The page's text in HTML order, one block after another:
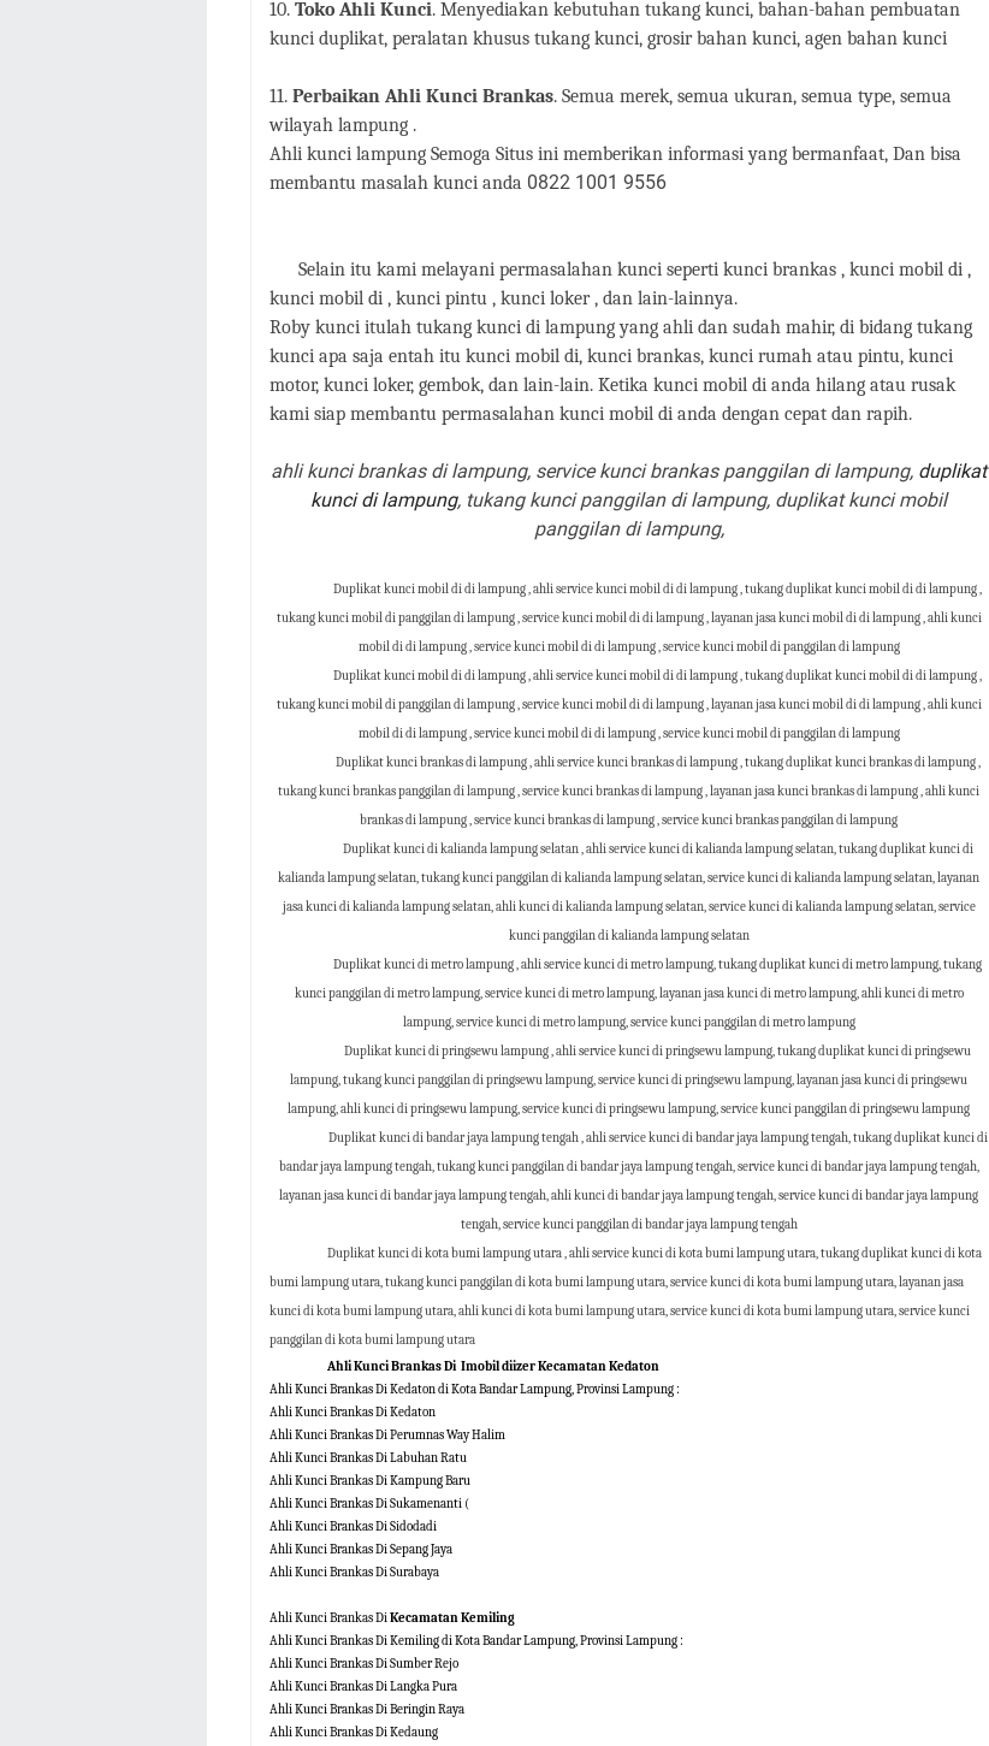
10. Toko Ahli Kunci. Menyediakan kebutuhan tukang kunci, bahan-bahan pembuatan
kunci duplikat, peralatan khusus tukang kunci, grosir bahan kunci, agen bahan kunci
11. Perbaikan Ahli Kunci Brankas. Semua merek, semua ukuran, semua type, semua
wilayah lampung .
Ahli kunci lampung Semoga Situs ini memberikan informasi yang bermanfaat, Dan bisa
membantu masalah kunci anda 0822 1001 9556
Selain itu kami melayani permasalahan kunci seperti kunci brankas , kunci mobil di ,
kunci mobil di , kunci pintu , kunci loker , dan lain-lainnya.
Roby kunci itulah tukang kunci di lampung yang ahli dan sudah mahir, di bidang tukang
kunci apa saja entah itu kunci mobil di, kunci brankas, kunci rumah atau pintu, kunci
motor, kunci loker, gembok, dan lain-lain. Ketika kunci mobil di anda hilang atau rusak
kami siap membantu permasalahan kunci mobil di anda dengan cepat dan rapih.
ahli kunci brankas di lampung, service kunci brankas panggilan di lampung, duplikat
kunci di lampung, tukang kunci panggilan di lampung, duplikat kunci mobil
panggilan di lampung,
Duplikat kunci mobil di di lampung , ahli service kunci mobil di di lampung , tukang duplikat kunci mobil di di lampung ,
tukang kunci mobil di panggilan di lampung , service kunci mobil di di lampung , layanan jasa kunci mobil di di lampung , ahli kunci
mobil di di lampung , service kunci mobil di di lampung , service kunci mobil di panggilan di lampung
Duplikat kunci mobil di di lampung , ahli service kunci mobil di di lampung , tukang duplikat kunci mobil di di lampung ,
tukang kunci mobil di panggilan di lampung , service kunci mobil di di lampung , layanan jasa kunci mobil di di lampung , ahli kunci
mobil di di lampung , service kunci mobil di di lampung , service kunci mobil di panggilan di lampung
Duplikat kunci brankas di lampung , ahli service kunci brankas di lampung , tukang duplikat kunci brankas di lampung ,
tukang kunci brankas panggilan di lampung , service kunci brankas di lampung , layanan jasa kunci brankas di lampung , ahli kunci
brankas di lampung , service kunci brankas di lampung , service kunci brankas panggilan di lampung
Duplikat kunci di kalianda lampung selatan , ahli service kunci di kalianda lampung selatan, tukang duplikat kunci di
kalianda lampung selatan, tukang kunci panggilan di kalianda lampung selatan, service kunci di kalianda lampung selatan, layanan
jasa kunci di kalianda lampung selatan, ahli kunci di kalianda lampung selatan, service kunci di kalianda lampung selatan, service
kunci panggilan di kalianda lampung selatan
Duplikat kunci di metro lampung , ahli service kunci di metro lampung, tukang duplikat kunci di metro lampung, tukang
kunci panggilan di metro lampung, service kunci di metro lampung, layanan jasa kunci di metro lampung, ahli kunci di metro
lampung, service kunci di metro lampung, service kunci panggilan di metro lampung
Duplikat kunci di pringsewu lampung , ahli service kunci di pringsewu lampung, tukang duplikat kunci di pringsewu
lampung, tukang kunci panggilan di pringsewu lampung, service kunci di pringsewu lampung, layanan jasa kunci di pringsewu
lampung, ahli kunci di pringsewu lampung, service kunci di pringsewu lampung, service kunci panggilan di pringsewu lampung
Duplikat kunci di bandar jaya lampung tengah , ahli service kunci di bandar jaya lampung tengah, tukang duplikat kunci di
bandar jaya lampung tengah, tukang kunci panggilan di bandar jaya lampung tengah, service kunci di bandar jaya lampung tengah,
layanan jasa kunci di bandar jaya lampung tengah, ahli kunci di bandar jaya lampung tengah, service kunci di bandar jaya lampung
tengah, service kunci panggilan di bandar jaya lampung tengah
Duplikat kunci di kota bumi lampung utara , ahli service kunci di kota bumi lampung utara, tukang duplikat kunci di kota
bumi lampung utara, tukang kunci panggilan di kota bumi lampung utara, service kunci di kota bumi lampung utara, layanan jasa
kunci di kota bumi lampung utara, ahli kunci di kota bumi lampung utara, service kunci di kota bumi lampung utara, service kunci
panggilan di kota bumi lampung utara
Ahli Kunci Brankas Di Imobil diizer Kecamatan Kedaton
Ahli Kunci Brankas Di Kedaton di Kota Bandar Lampung, Provinsi Lampung :
Ahli Kunci Brankas Di Kedaton
Ahli Kunci Brankas Di Perumnas Way Halim
Ahli Kunci Brankas Di Labuhan Ratu
Ahli Kunci Brankas Di Kampung Baru
Ahli Kunci Brankas Di Sukamenanti (
Ahli Kunci Brankas Di Sidodadi
Ahli Kunci Brankas Di Sepang Jaya
Ahli Kunci Brankas Di Surabaya
Ahli Kunci Brankas DiKecamatan Kemiling
Ahli Kunci Brankas Di Kemiling di Kota Bandar Lampung, Provinsi Lampung :
Ahli Kunci Brankas Di Sumber Rejo
Ahli Kunci Brankas Di Langka Pura
Ahli Kunci Brankas Di Beringin Raya
Ahli Kunci Brankas Di Kedaung